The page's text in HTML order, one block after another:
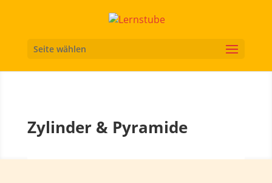
Seite wählen
Zylinder & Pyramide